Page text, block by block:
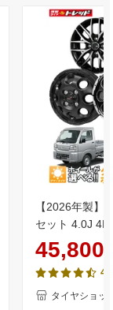
【2026年製】
セット 4.0J
145/80R12
等) 新品4本セ
ヤ 軽バン 軽ト
45,800
タイヤショッ